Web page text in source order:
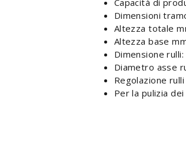
Capacità di
Dimensioni
Altezza totale
Altezza base
Dimensione
Diametro asse
Regolazione
Per la pulizia